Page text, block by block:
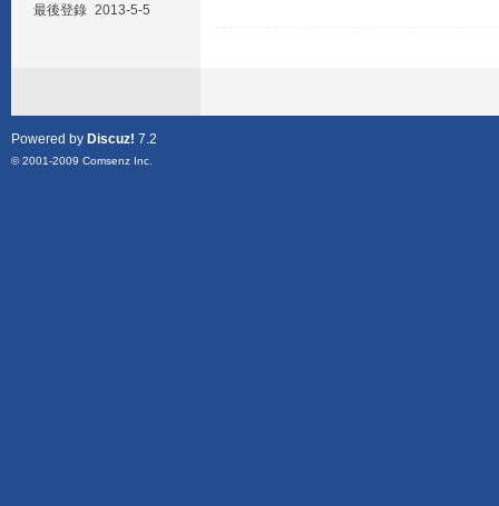
最後登錄 2013-5-5
Powered by Discuz! 7.2
© 2001-2009 Comsenz Inc.